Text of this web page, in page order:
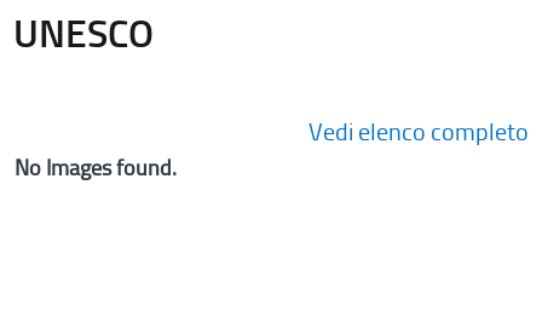
UNESCO
Vedi elenco completo
No Images found.